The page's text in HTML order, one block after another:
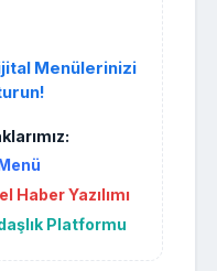
Menülerinizi
Yazılımı
Platformu